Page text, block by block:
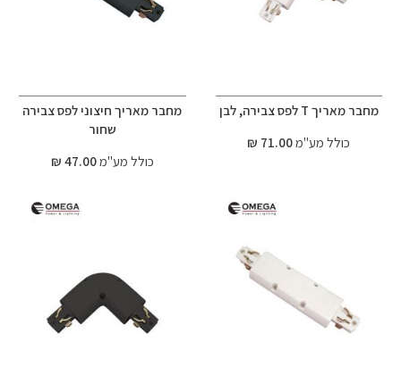
מחבר מאריך T לפס צבירה, לבן
כולל מע"מ71.00 ₪
מחבר מאריך חיצוני לפס צבירה
שחור
כולל מע"מ47.00 ₪